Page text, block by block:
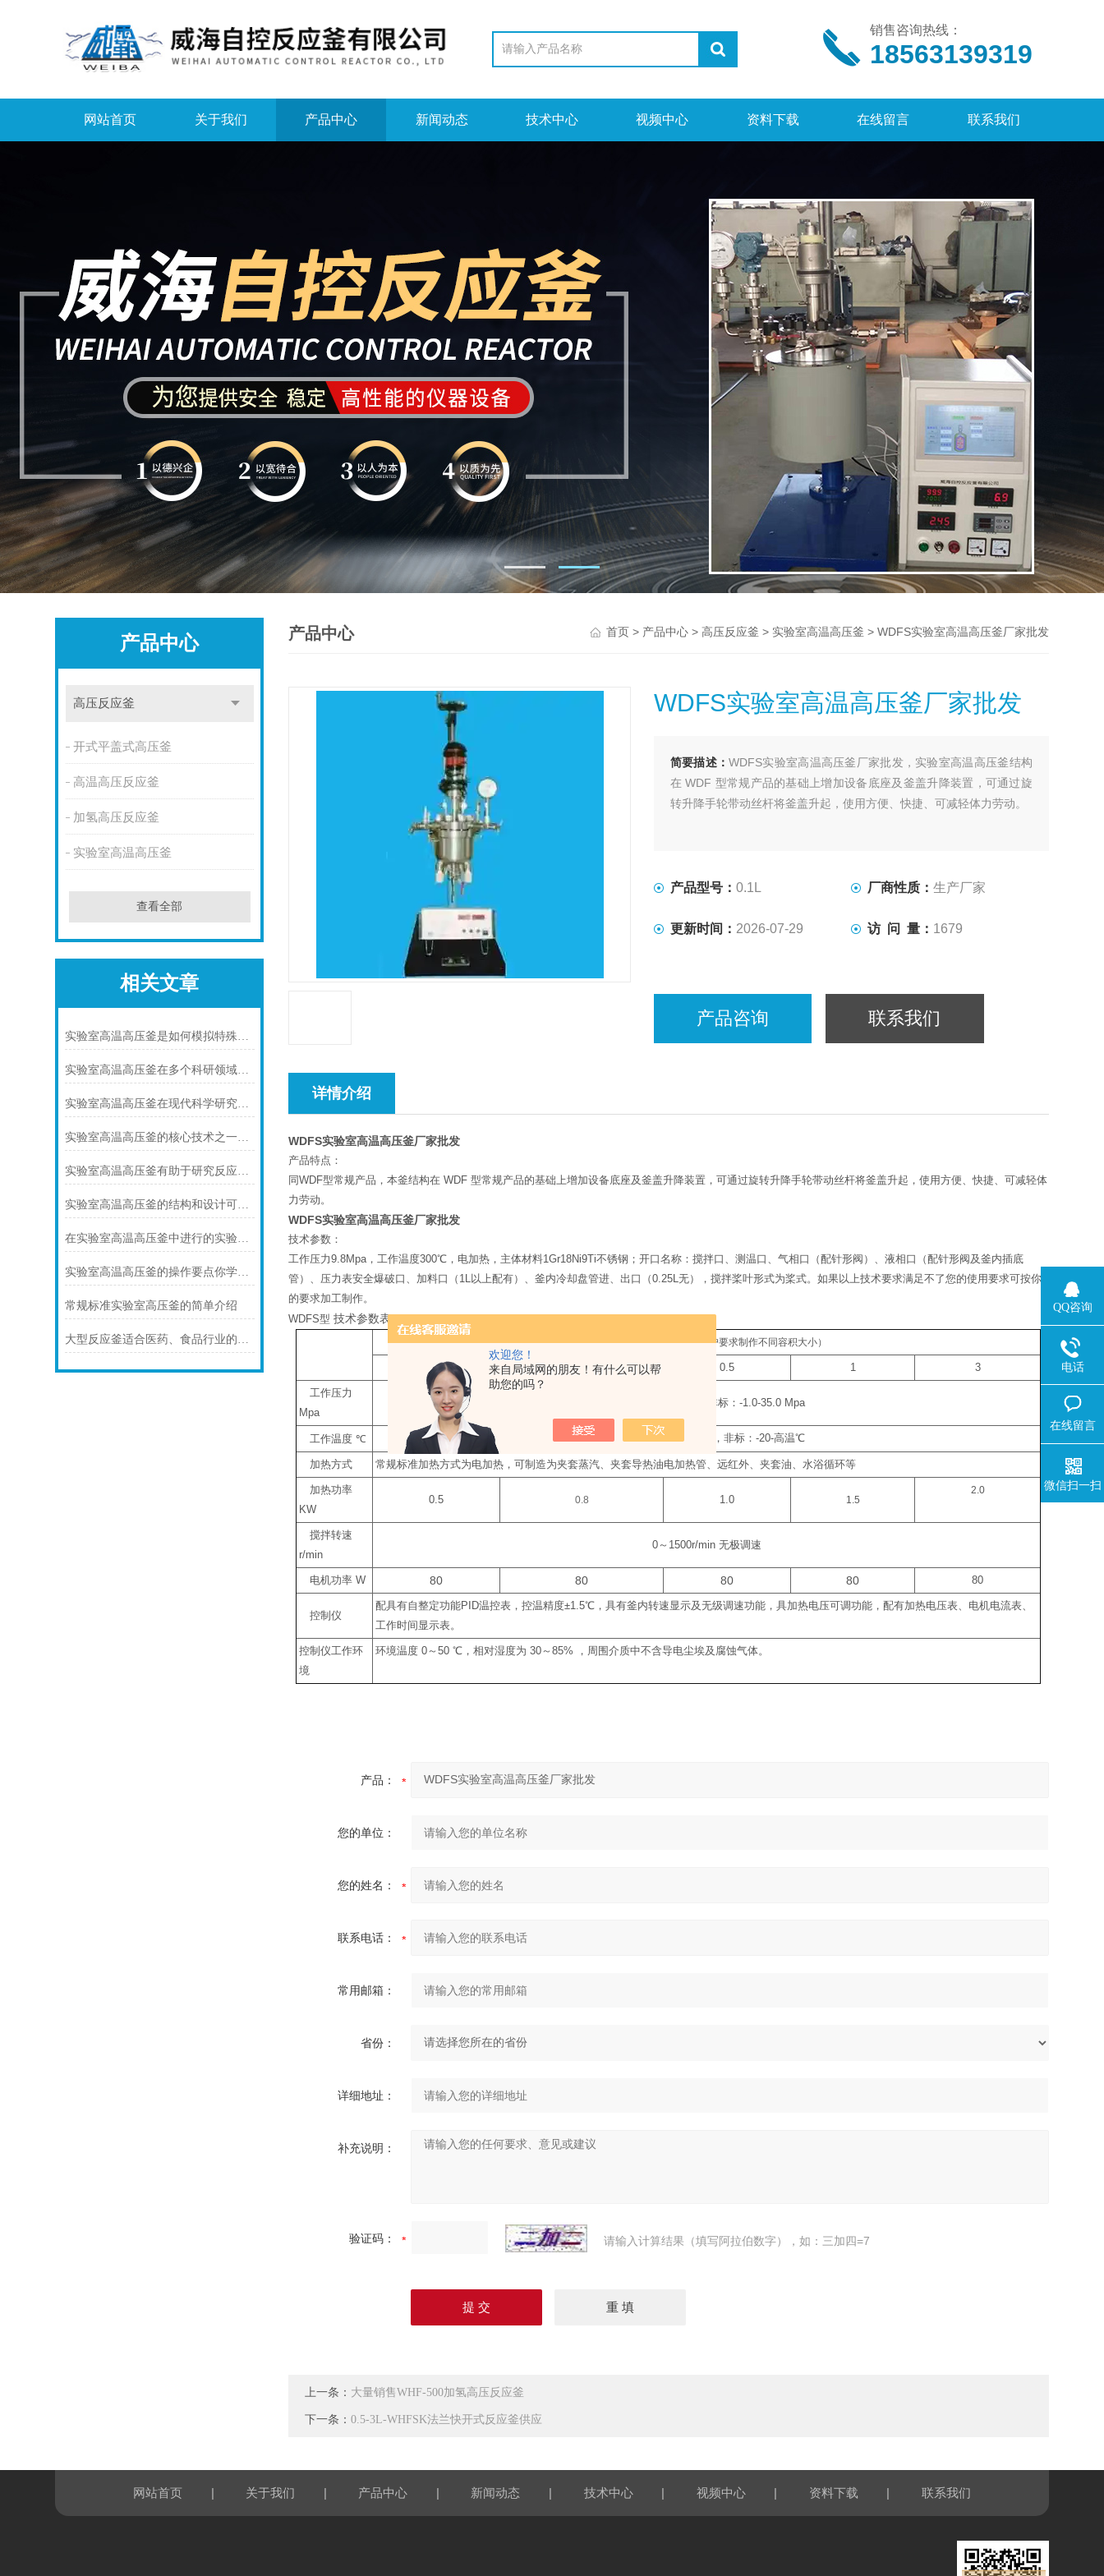
欢迎您！
来自局域网的朋友！有什么可以帮
助您的吗？
销售咨询热线：
18563139319
网站首页 关于我们 产品中心 新闻动态 技术中心 视频中心 资料下载 在线留言 联系我们
产品中心
高压反应釜
开式平盖式高压釜
高温高压反应釜
加氢高压反应釜
实验室高温高压釜
查看全部
相关文章
实验室高温高压釜是如何模拟特殊环境下化学反应的?
实验室高温高压釜在多个科研领域中发挥着重要作用
实验室高温高压釜在现代科学研究中的重要性
实验室高温高压釜的核心技术之一是其密封技术
实验室高温高压釜有助于研究反应机理和提高产物的收率
实验室高温高压釜的结构和设计可以提供出色的热均匀性和压力稳定性
在实验室高温高压釜中进行的实验需要非常高的温度和压力
实验室高温高压釜的操作要点你学会了吗?
常规标准实验室高压釜的简单介绍
大型反应釜适合医药、食品行业的高纯度要求
产品中心 首页> 产品中心> 高压反应釜 > 实验室高温高压釜 > WDFS实验室高温高压釜厂家批发
WDFS实验室高温高压釜厂家批发
简要描述：WDFS实验室高温高压釜厂家批发，实验室高温高压釜结构
在 WDF 型常规产品的基础上增加设备底座及釜盖升降装置，可通过旋
转升降手轮带动丝杆将釜盖升起，使用方便、快捷、可减轻体力劳动。
产品型号： 0.1L 厂商性质：生产厂家
更新时间： 2026-07-29 访 问 量： 1679
产品咨询 联系我们
详情介绍
WDFS实验室高温高压釜厂家批发
产品特点：
同WDF型常规产品，本釜结构在 WDF 型常规产品的基础上增加设备底座及釜盖升降装置，可通过旋转升降手轮带动丝杆将釜盖升起，使用方便、快捷、可减轻体
力劳动。
WDFS实验室高温高压釜厂家批发
技术参数：
工作压力9.8Mpa，工作温度300℃，电加热，主体材料1Gr18Ni9Ti不锈钢；开口名称：搅拌口、测温口、气相口（配针形阀）、液相口（配针形阀及釜内插底
管）、压力表安全爆破口、加料口（1L以上配有）、釜内冷却盘管进、出口（0.25L无），搅拌桨叶形式为桨式。如果以上技术要求满足不了您的使用要求可按你
的要求加工制作。
WDFS型技术参数表
标配公称容积L（也可按客户要求制作不同容积大小）
0.1 0.25 0.5 1 3
工作压力
Mpa
，非标：-1.0-35.0 Mpa
工作温度 ℃ 常规标准：室温 -300 ，非标：-20-高温℃
加热方式 常规标准加热方式为电加热，可制造为夹套蒸汽、夹套导热油电加热管、远红外、夹套油、水浴循环等
加热功率
KW
0.5 0.8 1.0 1.5
2.0
搅拌转速
r/min
0～ 1500r/min 无极调速
电机功率 W 80 80 80 80 80
控制仪
配具有自整定功能PID温控表，控温精度±1.5℃ ，具有釜内转速显示及无级调速功能，具加热电压可调功能，配有加热电压表、电机电流表、
工作时间显示表。
控制仪工作环
境
环境温度 0～50℃ ，相对湿度为 30～85% ，周围介质中不含导电尘埃及腐蚀气体。
产品：
您的单位：
您的姓名：
联系电话：
常用邮箱：
省份：
详细地址：
补充说明：
验证码： 请输入计算结果（填写阿拉伯数字），如：三加四=7
上一条： 大量销售WHF-500加氢高压反应釜
下一条：0.5-3L-WHFSK法兰快开式反应釜供应
网站首页 | 关于我们 | 产品中心 | 新闻动态 | 技术中心 | 视频中心 | 资料下载 | 联系我们
QQ咨询
电话
在线留言
微信扫一扫